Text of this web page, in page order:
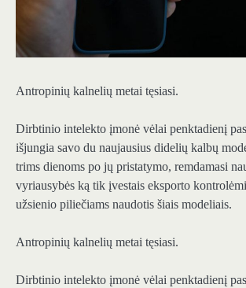
Antropinių kalnelių metai tęsiasi.
Dirbtinio intelekto įmonė vėlai penktadienį
išjungia savo du naujausius didelių kalbų
trims dienoms po jų pristatymo, remdamasi
vyriausybės ką tik įvestais eksporto
užsienio piliečiams naudotis šiais modeliais.
Antropinių kalnelių metai tęsiasi.
Dirbtinio intelekto įmonė vėlai penktadienį